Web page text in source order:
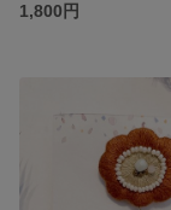
1,800円